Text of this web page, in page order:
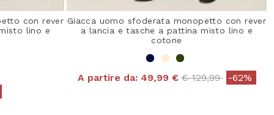
con rever
lino e
Giacca uomo sfoderata monopetto con rever
a lancia e tasche a pattina misto lino e
cotone
A partire da: 49,99 € Price reduced from
€ 129,99to-62%